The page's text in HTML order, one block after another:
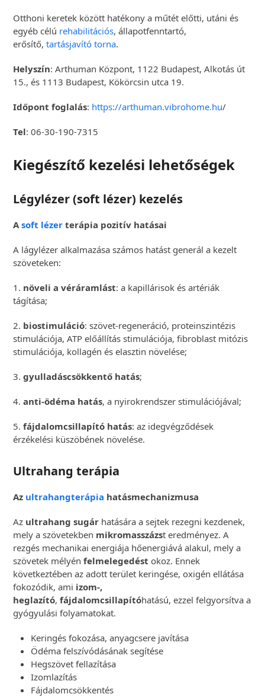
Otthoni keretek között hatékony a műtét előtti, utáni és
egyéb célú rehabilitációs, állapotfenntartó,
erősítő,tartásjavító torna.
Helyszín: Arthuman Központ, 1122 Budapest, Alkotás út
15., és 1113 Budapest, Kökörcsin utca 19.
Időpont foglalás: https://arthuman.vibrohome.hu/
Tel: 06-30-190-7315
Kiegészítő kezelési lehetőségek
Légylézer (soft lézer) kezelés
Asoft lézer terápia pozitív hatásai
A lágylézer alkalmazása számos hatást generál a kezelt
szöveteken:
1. növeli a véráramlást: a kapillárisok és artériák
tágítása;
2. biostimuláció: szövet-regeneráció, proteinszintézis
stimulációja, ATP előállítás stimulációja, fibroblast mitózis
stimulációja, kollagén és elasztin növelése;
3.gyulladáscsökkentő hatás;
4.anti-ödéma hatás, a nyirokrendszer stimulációjával;
5.fájdalomcsillapító hatás: az idegvégződések
érzékelési küszöbének növelése.
Ultrahang terápia
Az ultrahangterápia hatásmechanizmusa
Az ultrahang sugár hatására a sejtek rezegni kezdenek,
mely a szövetekben mikromasszázst eredményez. A
rezgés mechanikai energiája hőenergiává alakul, mely a
szövetek mélyénfelmelegedést okoz. Ennek
következtében az adott terület keringése, oxigén ellátása
fokozódik, ami izom-,
heglazító,fájdalomcsillapítóhatású, ezzel felgyorsítva a
gyógyulási folyamatokat.
Keringés fokozása, anyagcsere javítása
Ödéma felszívódásának segítése
Hegszövet fellazítása
Izomlazítás
Fájdalomcsökkentés